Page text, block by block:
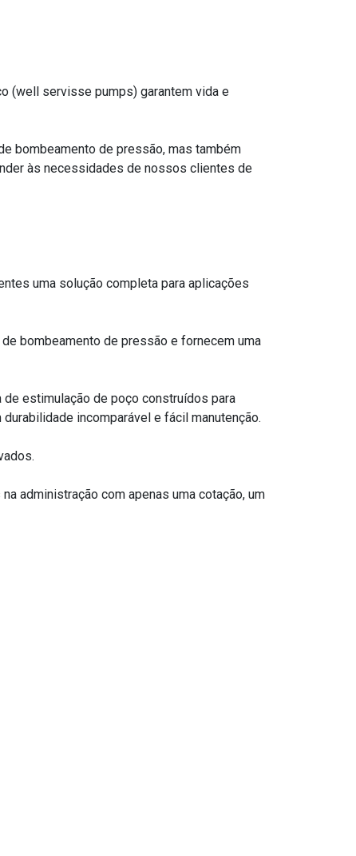
(well servisse pumps) garantem vida e
bombeamento de pressão, mas também
às necessidades de nossos clientes de
uma solução completa para aplicações
bombeamento de pressão e fornecem uma
estimulação de poço construídos para
incomparável e fácil manutenção.
administração com apenas uma cotação, um